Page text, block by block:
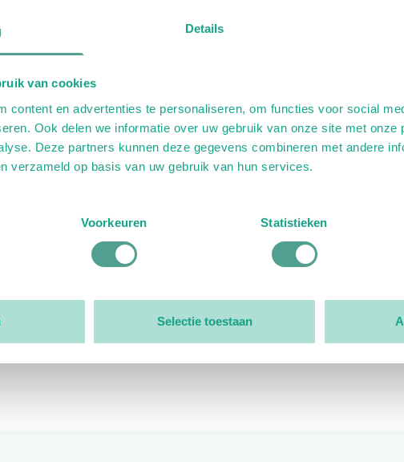
Details
van cookies
content en advertenties te personaliseren, om functies voor social
Ook delen we informatie over uw gebruik van onze site met onze
Deze partners kunnen deze gegevens combineren met andere
verzameld op basis van uw gebruik van hun services.
Voorkeuren Statistieken
Selectie toestaan
pedicure.
Organisatie